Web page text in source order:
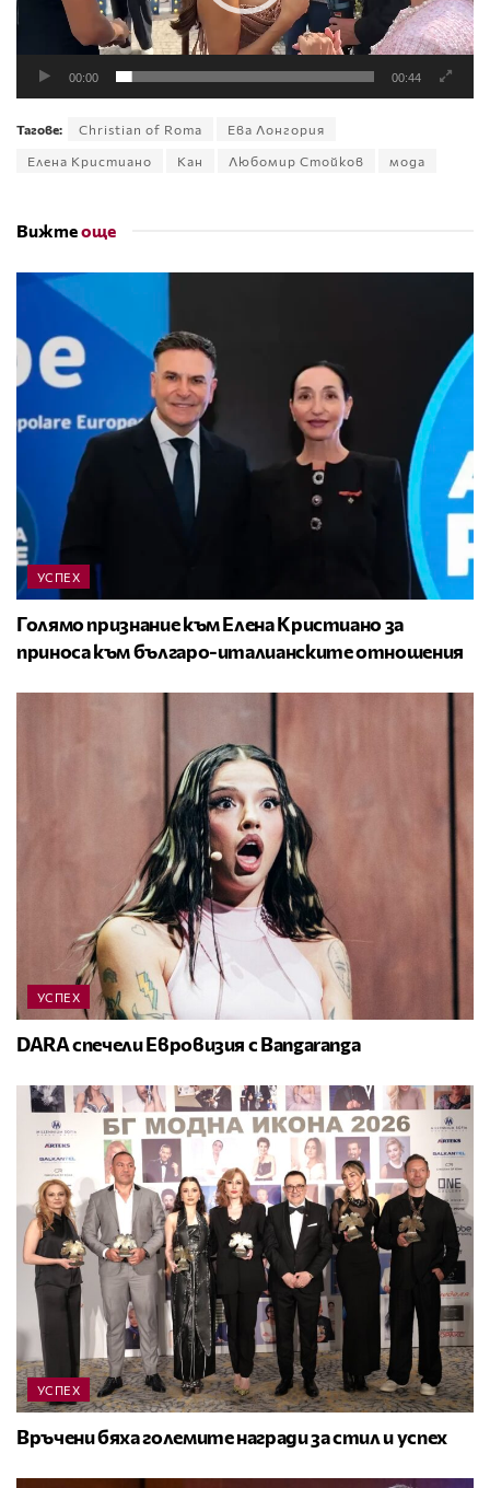
00:00 00:44
Тагове: Christian of Roma Ева Лонгория
Елена Кристиано Кан Любомир Стойков мода
Вижтеоще
УСПЕХ
Голямо признание към Елена Кристиано за
приноса към българо-италианските отношения
УСПЕХ
DARA спечели Евровизия с Bangaranga
УСПЕХ
Връчени бяха големите награди за стил и успех